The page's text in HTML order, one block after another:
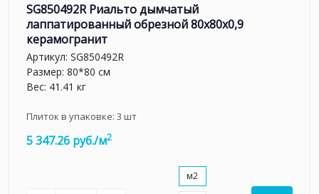
SG850492R Риальто дымчатый
лаппатированный обрезной 80x80x0,9
керамогранит
Артикул: SG850492R
Размер: 80*80 см
Вес: 41.41 кг
Плиток в упаковке: 3 шт
5 347.26 руб./м2
м2